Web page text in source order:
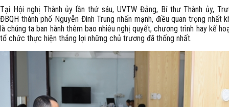
Tại Hội nghị Thành ủy lần thứ sáu, UVTW Đảng, Bí thư Thành ủy,
ĐBQH thành phố Nguyễn Đình Trung nhấn mạnh, điều quan trọng nhất
là chúng ta ban hành thêm bao nhiêu nghị quyết, chương trình hay kế
tổ chức thực hiện thắng lợi những chủ trương đã thống nhất.